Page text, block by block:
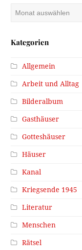
Kategorien
Allgemein
Arbeit und Alltag
Bilderalbum
Gasthäuser
Gotteshäuser
Häuser
Kanal
Kriegsende 1945
Literatur
Menschen
Rätsel